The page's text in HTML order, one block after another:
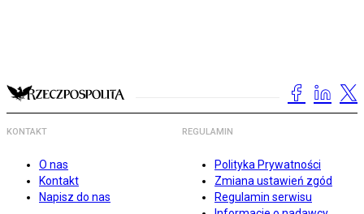
KONTAKT
O nas
Kontakt
Napisz do nas
REGULAMIN
Polityka Prywatności
Zmiana ustawień zgód
Regulamin serwisu